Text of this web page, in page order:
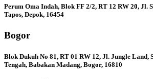
Perum Oma Indah, Blok FF 2/2, RT 12 RW 20, Jl.
Tapos, Depok, 16454
Bogor
Blok Dukuh No 81, RT 01 RW 12, Jl. Jungle Land,
Tengah, Babakan Madang, Bogor, 16810